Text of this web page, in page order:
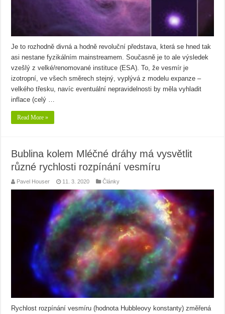
Je to rozhodně divná a hodně revoluční představa, která se hned tak
asi nestane fyzikálním mainstreamem. Současně je to ale výsledek
vzešlý z velké/renomované instituce (ESA). To, že vesmír je
izotropní, ve všech směrech stejný, vyplývá z modelu expanze –
velkého třesku, navíc eventuální nepravidelnosti by měla vyhladit
inflace (celý …
Read More »
Bublina kolem Mléčné dráhy má vysvětlit
různé rychlosti rozpínání vesmíru
Pavel Houser 11. 3. 2020 Články
Rychlost rozpínání vesmíru (hodnota Hubbleovy konstanty) změřená